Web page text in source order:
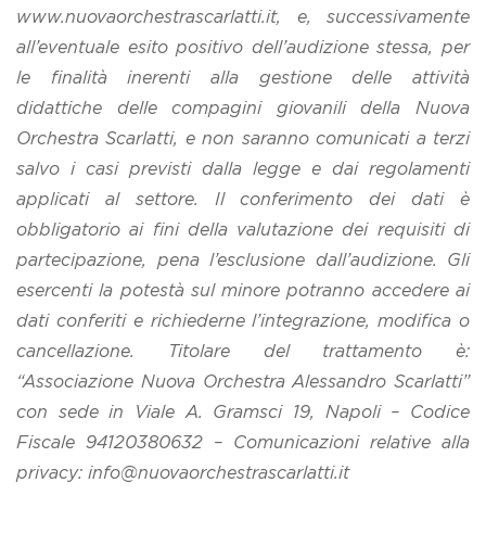
www.nuovaorchestrascarlatti.it, e, successivamente
all’eventuale esito positivo dell’audizione stessa, per
le finalità inerenti alla gestione delle attività
didattiche delle compagini giovanili della Nuova
Orchestra Scarlatti, e non saranno comunicati a terzi
salvo i casi previsti dalla legge e dai regolamenti
applicati al settore. Il conferimento dei dati è
obbligatorio ai fini della valutazione dei requisiti di
partecipazione, pena l’esclusione dall’audizione. Gli
esercenti la potestà sul minore potranno accedere ai
dati conferiti e richiederne l’integrazione, modifica o
cancellazione. Titolare del trattamento è:
“Associazione Nuova Orchestra Alessandro Scarlatti”
con sede in Viale A. Gramsci 19,
Napoli – Codice
Fiscale 94120380632 – Comunicazioni relative alla
privacy: info@nuovaorchestrascarlatti.it